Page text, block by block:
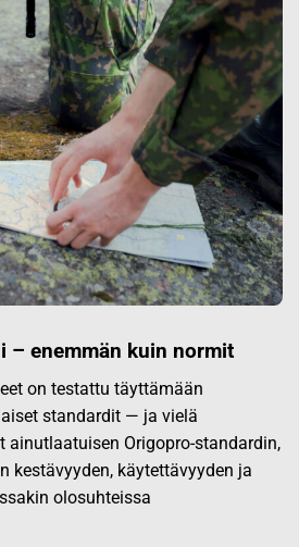
– enemmän kuin normit
on testattu täyttämään
standardit — ja vielä
ainutlaatuisen Origopro-standardin,
kestävyyden, käytettävyyden ja
olosuhteissa